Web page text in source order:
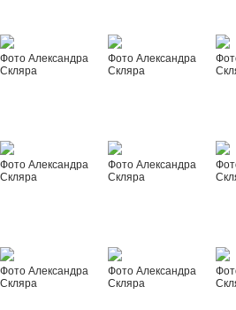
Фото Александра
Скляра
Фото Александра
Скляра
Фото Александра
Скляра
Фото Александра
Скляра
Фото Александра
Скляра
Фото Александра
Скляра